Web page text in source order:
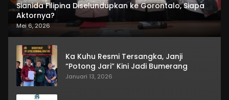
Sianida Filipina Diselundupkan ke Gorontalo, Siapa
Aktornya?
Mei 6, 2026
Ka Kuhu Resmi Tersangka, Janji
“Potong Jari” Kini Jadi Bumerang
Januari 13, 2026